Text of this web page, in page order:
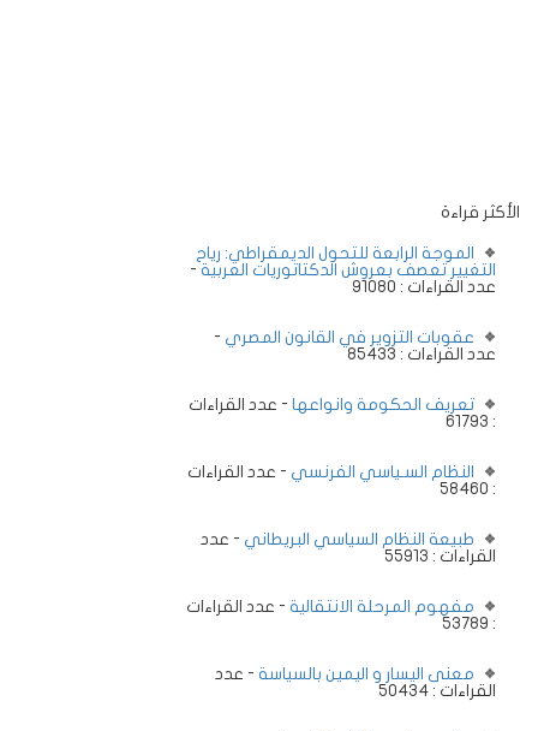
الأكثر قراءة
الموجة الرابعة للتحول الديمقراطي: رياح
التغيير تعصف بعروش الدكتاتوريات العربية -
عدد القراءات : 91080
عقوبات التزوير في القانون المصري -
عدد القراءات : 85433
تعريف الحكومة وانواعها - عدد القراءات
: 61793
النظام السـياسي الفرنسي - عدد القراءات
: 58460
طبيعة النظام السياسي البريطاني - عدد
القراءات : 55913
مفهوم المرحلة الانتقالية - عدد القراءات
: 53789
معنى اليسار و اليمين بالسياسة - عدد
القراءات : 50434